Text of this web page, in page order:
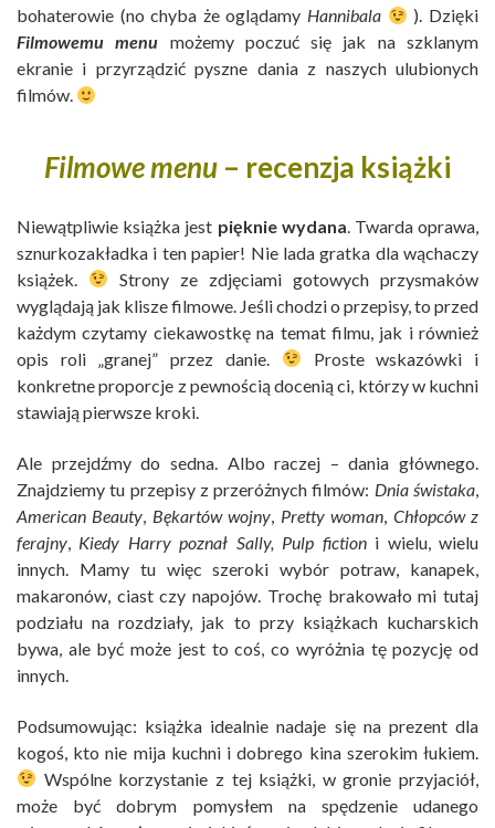
bohaterowie (no chyba że oglądamy Hannibala
). Dzięki
Filmowemu menu możemy poczuć się jak na szklanym
ekranie i przyrządzić pyszne dania z naszych ulubionych
filmów.
Filmowe menu – recenzja książki
Niewątpliwie książka jest pięknie wydana . Twarda oprawa,
sznurkozakładka i ten papier! Nie lada gratka dla wąchaczy
książek.
Strony ze zdjęciami gotowych przysmaków
wyglądają jak klisze filmowe. Jeśli chodzi o przepisy, to przed
każdym czytamy ciekawostkę na temat filmu, jak i również
opis roli „granej” przez danie.
Proste wskazówki i
konkretne proporcje z pewnością docenią ci, którzy w kuchni
stawiają pierwsze kroki.
Ale przejdźmy do sedna. Albo raczej – dania głównego.
Znajdziemy tu przepisy z przeróżnych filmów: Dnia świstaka
American Beauty Bękartów wojny Pretty woman Chłopców z
ferajny Kiedy Harry poznał Sally, Pulp fictioni wielu, wielu
innych. Mamy tu więc szeroki wybór potraw, kanapek,
makaronów, ciast czy napojów. Trochę brakowało mi tutaj
podziału na rozdziały, jak to przy książkach kucharskich
bywa, ale być może jest to coś, co wyróżnia tę pozycję od
innych.
Podsumowując: książka idealnie nadaje się na prezent dla
kogoś, kto nie mija kuchni i dobrego kina szerokim łukiem.
Wspólne korzystanie z tej książki, w gronie przyjaciół,
może być dobrym pomysłem na spędzenie udanego